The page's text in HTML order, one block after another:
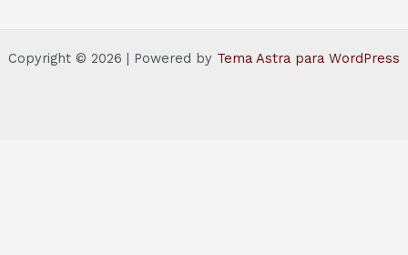
Copyright © 2026 | Powered by Tema Astra para WordPress